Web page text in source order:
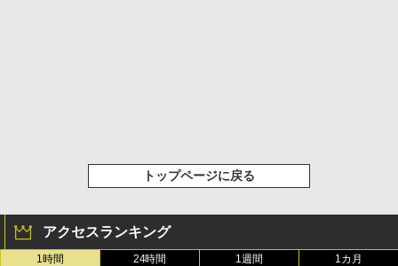
トップページに戻る
アクセスランキング
1時間 24時間 1週間 1カ月